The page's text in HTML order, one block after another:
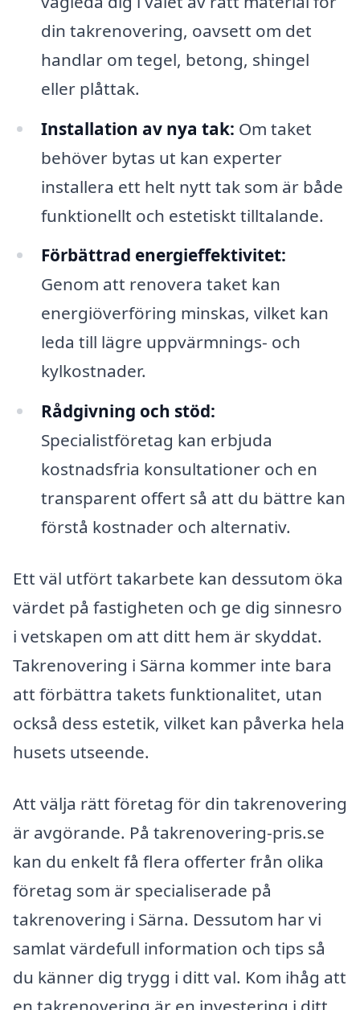
din takrenovering, oavsett om det
handlar om tegel, betong, shingel
eller plåttak.
Installation av nya tak: Om taket
behöver bytas ut kan experter
installera ett helt nytt tak som är både
funktionellt och estetiskt tilltalande.
Förbättrad energieffektivitet:
Genom att renovera taket kan
energiöverföring minskas, vilket kan
leda till lägre uppvärmnings- och
kylkostnader.
Rådgivning och stöd:
Specialistföretag kan erbjuda
kostnadsfria konsultationer och en
transparent offert så att du bättre kan
förstå kostnader och alternativ.
Ett väl utfört takarbete kan dessutom öka
värdet på fastigheten och ge dig sinnesro
i vetskapen om att ditt hem är skyddat.
Takrenovering i Särna kommer inte bara
att förbättra takets funktionalitet, utan
också dess estetik, vilket kan påverka hela
husets utseende.
Att välja rätt företag för din takrenovering
är avgörande. På takrenovering-pris.se
kan du enkelt få flera offerter från olika
företag som är specialiserade på
takrenovering i Särna. Dessutom har vi
samlat värdefull information och tips så
du känner dig trygg i ditt val. Kom ihåg att